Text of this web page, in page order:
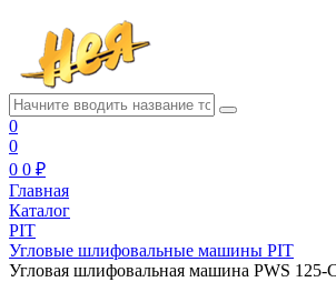
0
0
0 0 ₽
Главная
Каталог
PIT
Угловые шлифовальные машины PIT
Угловая шлифовальная машина PWS 125-